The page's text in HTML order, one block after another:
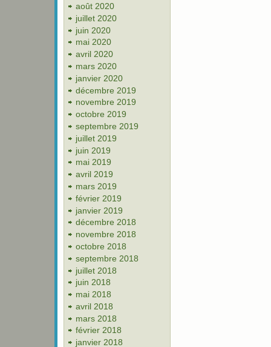
août 2020
juillet 2020
juin 2020
mai 2020
avril 2020
mars 2020
janvier 2020
décembre 2019
novembre 2019
octobre 2019
septembre 2019
juillet 2019
juin 2019
mai 2019
avril 2019
mars 2019
février 2019
janvier 2019
décembre 2018
novembre 2018
octobre 2018
septembre 2018
juillet 2018
juin 2018
mai 2018
avril 2018
mars 2018
février 2018
janvier 2018